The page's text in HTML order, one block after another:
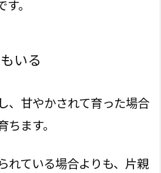
。
いる
、甘やかされて育った場合
ます。
れている場合よりも、片親